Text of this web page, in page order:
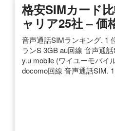
格安SIMカード
ャリア25社 – 価
音声通話SIMランキング. 1
ランS 3GB au回線 音声通
y.u mobile (ワイユーモバイ
docomo回線 音声通話SIM.